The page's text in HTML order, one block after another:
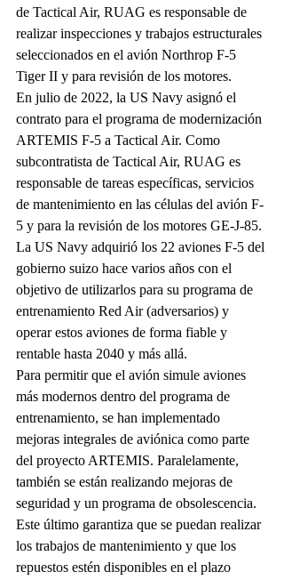
de Tactical Air, RUAG es responsable de
realizar inspecciones y trabajos estructurales
seleccionados en el avión Northrop F-5
Tiger II y para revisión de los motores.
En julio de 2022, la US Navy asignó el
contrato para el programa de modernización
ARTEMIS F-5 a Tactical Air. Como
subcontratista de Tactical Air, RUAG es
responsable de tareas específicas, servicios
de mantenimiento en las células del avión F-
5 y para la revisión de los motores GE-J-85.
La US Navy adquirió los 22 aviones F-5 del
gobierno suizo hace varios años con el
objetivo de utilizarlos para su programa de
entrenamiento Red Air (adversarios) y
operar estos aviones de forma fiable y
rentable hasta 2040 y más allá.
Para permitir que el avión simule aviones
más modernos dentro del programa de
entrenamiento, se han implementado
mejoras integrales de aviónica como parte
del proyecto ARTEMIS. Paralelamente,
también se están realizando mejoras de
seguridad y un programa de obsolescencia.
Este último garantiza que se puedan realizar
los trabajos de mantenimiento y que los
repuestos estén disponibles en el plazo